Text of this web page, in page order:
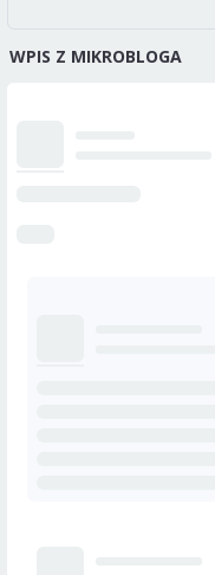
WPIS Z MIKROBLOGA